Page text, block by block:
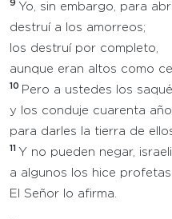
9 Yo, sin embargo, para
destruí a los amorreos;
los destruí por completo,
aunque eran altos como
10 Pero a ustedes los
y los conduje cuarenta
para darles la tierra de
11 Y no pueden negar,
a algunos los hice
El Señor lo afirma.